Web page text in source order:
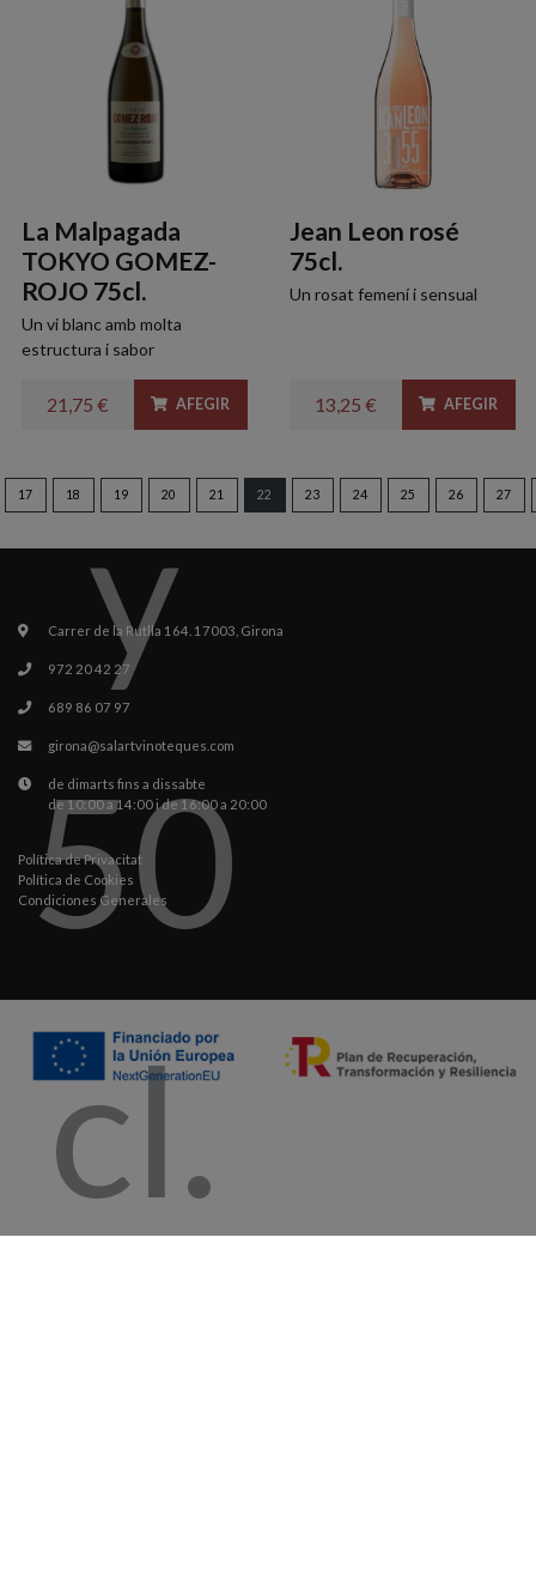
La Malpagada
TOKYO GOMEZ-
ROJO 75cl.
Un vi blanc amb molta
estructura i sabor
21,75 € AFEGIR
Jean Leon rosé
75cl.
Un rosat femení i sensual
13,25 € AFEGIR
17 18 19 20 21 22 23 24 25 26 27
Carrer de la Rutlla 164. 17003, Girona
972 20 42 27
689 86 07 97
girona@salartvinoteques.com
de dimarts fins a dissabte
de 10:00 a 14:00 i de 16:00 a 20:00
Política de Privacitat
Política de Cookies
Condiciones Generales